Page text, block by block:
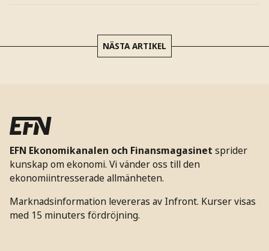
NÄSTA ARTIKEL
EFN Ekonomikanalen och Finansmagasinet sprider
kunskap om ekonomi. Vi vänder oss till den
ekonomiintresserade allmänheten.
Marknadsinformation levereras av Infront. Kurser visas
med 15 minuters fördröjning.